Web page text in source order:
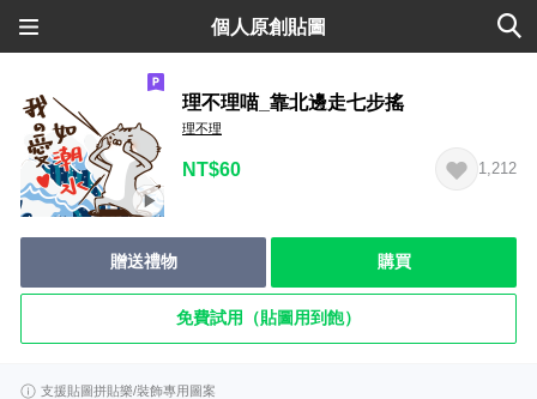
個人原創貼圖
理不理喵_靠北邊走七步搖
理不理
NT$60 1,212
贈送禮物 購買
免費試用（貼圖用到飽）
支援貼圖拼貼樂/裝飾專用圖案